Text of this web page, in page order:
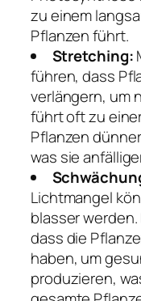
zu einem
Pflanzen führt.
Stretching:
führen, dass
verlängern, um
führt oft zu
Pflanzen
was sie
Lichtmangel
blasser
dass die
haben, um
produzieren,